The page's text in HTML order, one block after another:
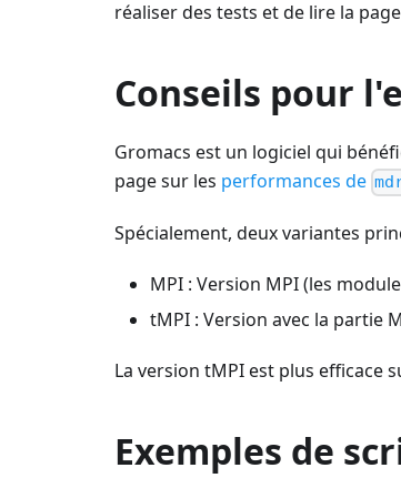
réaliser des tests et de lire la
Conseils pour
Gromacs est un logiciel qui
page sur les performances de
Spécialement, deux variantes
MPI : Version MPI (les
tMPI : Version avec la partie
La version tMPI est plus efficace
Exemples de